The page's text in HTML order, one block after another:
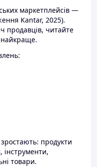
маркетплейсів —
Kantar, 2025).
продавців, читайте
найкраще.
продукти
інструменти,
товари.